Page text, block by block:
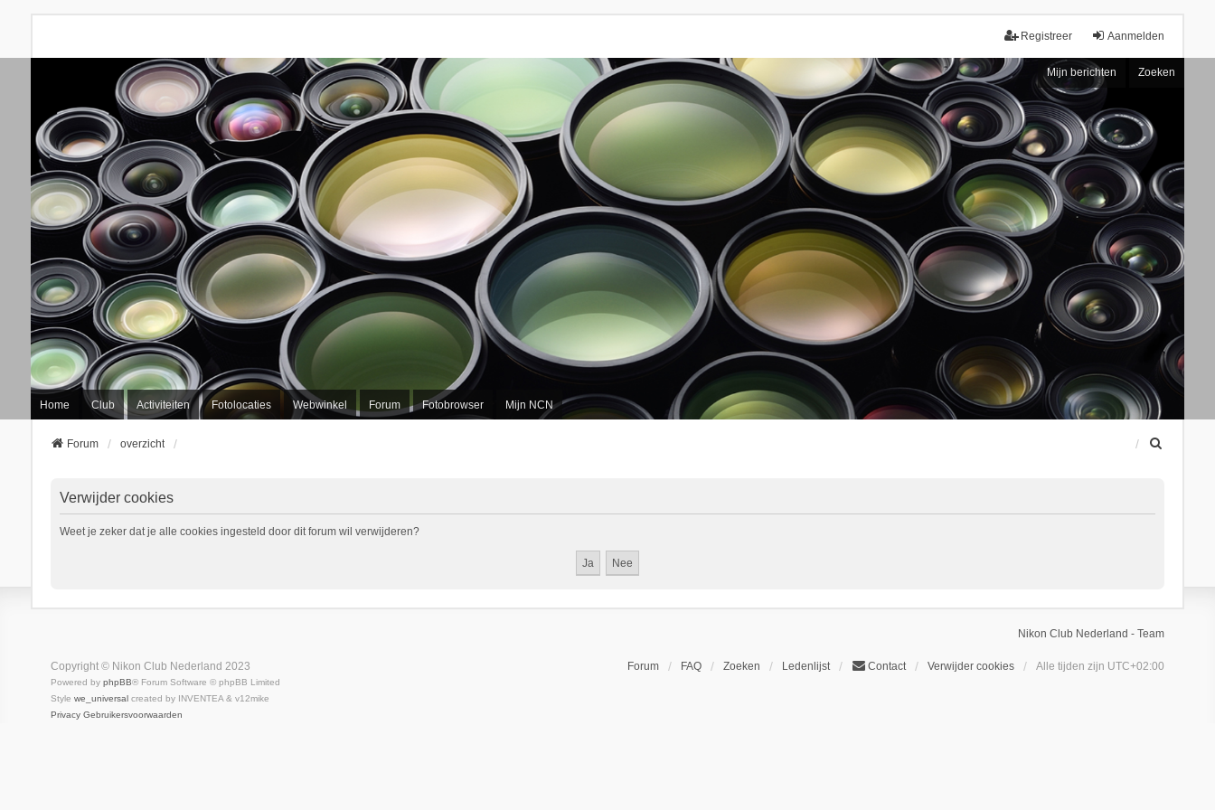
Aanmelden
Registreer
Mijn berichten Zoeken
Home Club Activiteiten Fotolocaties Webwinkel Forum Fotobrowser Mijn NCN
Forum overzicht
Verwijder cookies
Weet je zeker dat je alle cookies ingesteld door dit forum wil verwijderen?
Nikon Club Nederland - Team
Forum FAQ Zoeken Ledenlijst Contact Verwijder cookies Alle tijden zijn UTC+02:00
Copyright © Nikon Club Nederland 2023
Powered by phpBB® Forum Software © phpBB Limited
Style we_universalcreated by INVENTEA & v12mike
Privacy Gebruikersvoorwaarden